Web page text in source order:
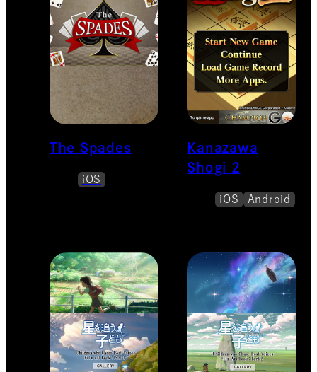
The Spades
iOS
Kanazawa
Shogi 2
iOS Android